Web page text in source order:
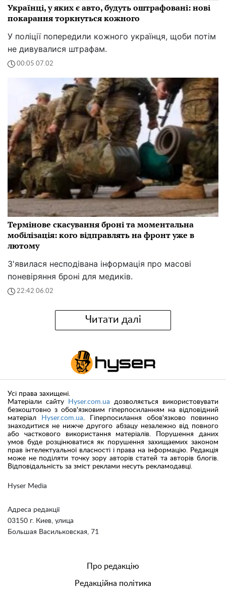
Українці, у яких є авто, будуть оштрафовані: нові
покарання торкнуться кожного
У поліції попередили кожного українця, щоби потім
не дивувалися штрафам.
00:05 07.02
Термінове скасування броні та моментальна
мобілізація: кого відправлять на фронт уже в
лютому
З'явилася несподівана інформація про масові
поневіряння броні для медиків.
22:42 06.02
Читати далі
Hyser Media
Адреса редакції
03150 г. Киев, улица
Большая Васильковская, 71
Усі права захищені.
Матеріали сайту
Hyser.com.ua дозволяється використовувати
безкоштовно з обов'язковим гіперпосиланням на відповідний
матеріал
Hyser.com.ua . Гіперпосилання обов'язково повинно
знаходитися не нижче другого абзацу незалежно від повного
або часткового використання матеріалів. Порушення даних
умов буде розцінюватися як порушення захищаемих законом
прав інтелектуальної власності і права на інформацію. Редакція
може не поділяти точку зору авторів статей та авторів блогів.
Відповідальність за зміст реклами несуть рекламодавці.
Про редакцію
Редакційна політика